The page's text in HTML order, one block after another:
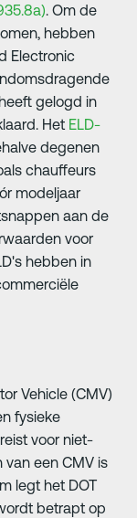
. Om de
hebben
Electronic
gelogd in
HetELD-
degenen
chauffeurs
modeljaar
aan de
voor
hebben in
Vehicle (CMV)
fysieke
voor niet-
een CMV is
legt het DOT
betrapt op